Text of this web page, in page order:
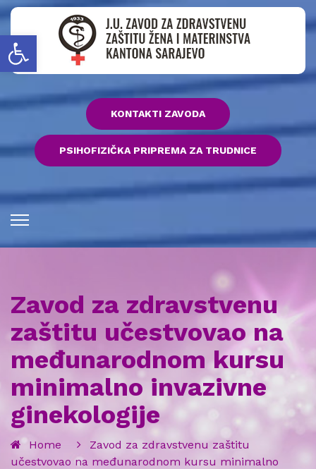
Open toolbar
KONTAKTI ZAVODA
PSIHOFIZIČKA PRIPREMA ZA TRUDNICE
Zavod za zdravstvenu
zaštitu učestvovao na
međunarodnom kursu
minimalno invazivne
ginekologije
Home
Zavod za zdravstvenu zaštitu
učestvovao na međunarodnom kursu minimalno